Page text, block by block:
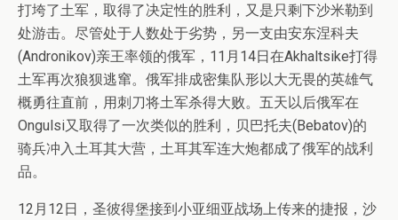
打垮了土军，取得了决定性的胜利，又是只剩下沙米勒到
处游击。尽管处于人数处于劣势，另一支由安东涅科夫
(Andronikov)亲王率领的俄军，11月14日在Akhaltsike打得
土军再次狼狈逃窜。俄军排成密集队形以大无畏的英雄气
概勇往直前，用刺刀将土军杀得大败。五天以后俄军在
Ongulsi又取得了一次类似的胜利，贝巴托夫(Bebatov)的
骑兵冲入土耳其大营，土耳其军连大炮都成了俄军的战利
品。
12月12日，圣彼得堡接到小亚细亚战场上传来的捷报，沙